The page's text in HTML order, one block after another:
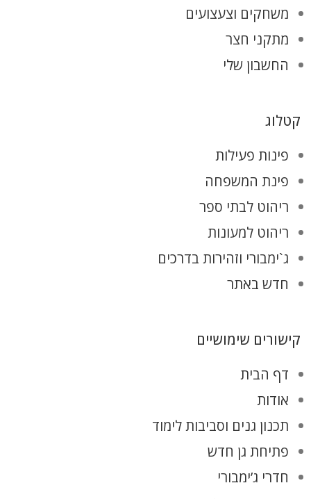
משחקים וצעצועים
מתקני חצר
החשבון שלי
קטלוג
פינות פעילות
פינת המשפחה
ריהוט לבתי ספר
ריהוט למעונות
ג`ימבורי וזהירות בדרכים
חדש באתר
קישורים שימושיים
דף הבית
אודות
תכנון גנים וסביבות לימוד
פתיחת גן חדש
חדרי ג’ימבורי